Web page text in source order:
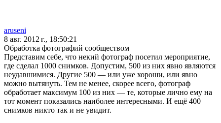
aruseni
8 авг. 2012 г., 18:50:21
Обработка фотографий сообществом
Представим себе, что некий фотограф посетил мероприятие,
где сделал 1000 снимков. Допустим, 500 из них явно являются
неудавшимися. Другие 500 — или уже хороши, или явно
можно вытянуть. Тем не менее, скорее всего, фотограф
обработает максимум 100 из них — те, которые лично ему на
тот момент показались наиболее интересными. И ещё 400
снимков никто так и не увидит.